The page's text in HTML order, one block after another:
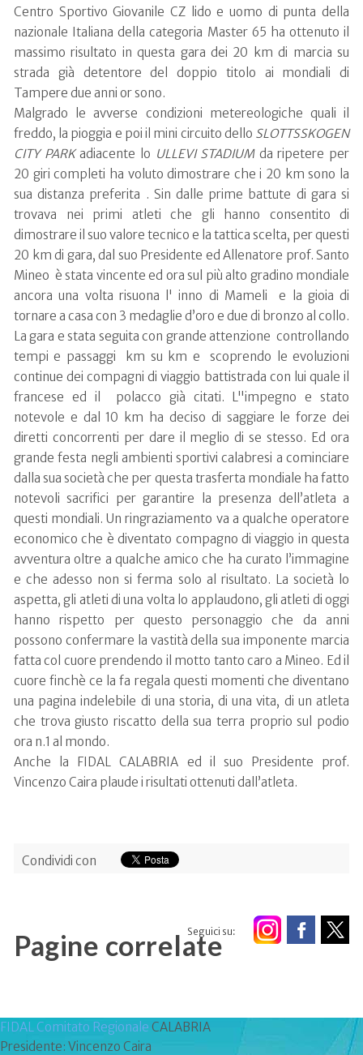
Centro Sportivo Giovanile CZ lido e uomo di punta della
nazionale Italiana della categoria Master 65 ha ottenuto il
massimo risultato in questa gara dei 20 km di marcia su
strada già detentore del doppio titolo ai mondiali di
Tampere due anni or sono.
Malgrado le avverse condizioni metereologiche quali il
freddo, la pioggia e poi il mini circuito dello SLOTTSSKOGEN
CITY PARKadiacente lo ULLEVI STADIUMda ripetere per
20 giri completi ha voluto dimostrare che i 20 km sono la
sua distanza preferita . Sin dalle prime battute di gara si
trovava nei primi atleti che gli hanno consentito di
dimostrare il suo valore tecnico e la tattica scelta, per questi
20 km di gara, dal suo Presidente ed Allenatore prof. Santo
Mineo è stata vincente ed ora sul più alto gradino mondiale
ancora una volta risuona l' inno di Mameli e la gioia di
tornare a casa con 3 medaglie d’oro e due di bronzo al collo.
La gara e stata seguita con grande attenzione controllando
tempi e passaggi km su km e scoprendo le evoluzioni
continue dei compagni di viaggio battistrada con lui quale il
francese ed il polacco già citati. L"impegno e stato
notevole e dal 10 km ha deciso di saggiare le forze dei
diretti concorrenti per dare il meglio di se stesso. Ed ora
grande festa negli ambienti sportivi calabresi a cominciare
dalla sua società che per questa trasferta mondiale ha fatto
notevoli sacrifici per garantire la presenza dell’atleta a
questi mondiali. Un ringraziamento va a qualche operatore
economico che è diventato compagno di viaggio in questa
avventura oltre a qualche amico che ha curato l’immagine
e che adesso non si ferma solo al risultato. La società lo
aspetta, gli atleti di una volta lo applaudono, gli atleti di oggi
hanno rispetto per questo personaggio che da anni
possono confermare la vastità della sua imponente marcia
fatta col cuore prendendo il motto tanto caro a Mineo. Ed il
cuore finchè ce la fa regala questi momenti che diventano
una pagina indelebile di una storia, di una vita, di un atleta
che trova giusto riscatto della sua terra proprio sul podio
ora n.1 al mondo.
Anche la FIDAL CALABRIA ed il suo Presidente prof.
Vincenzo Caira plaude i risultati ottenuti dall’atleta.
Condividi con
Seguici su:
Pagine correlate
FIDAL Comitato Regionale CALABRIA
Presidente: Vincenzo Caira